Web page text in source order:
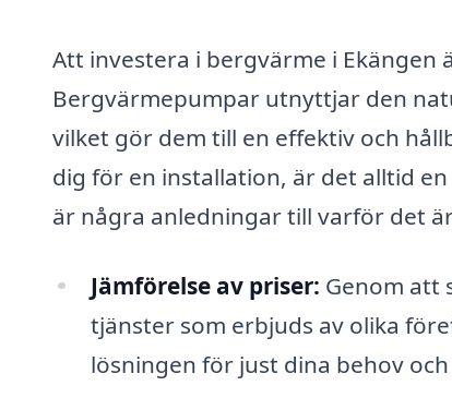
Att investera i bergvärme i
Bergvärmepumpar utnyttjar den
vilket gör dem till en effektiv och
dig för en installation, är det alltid
är några anledningar till varför det
Jämförelse av priser: Genom att
tjänster som erbjuds av olika
lösningen för just dina behov